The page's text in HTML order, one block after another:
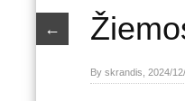
←
By skrandis, 2024/